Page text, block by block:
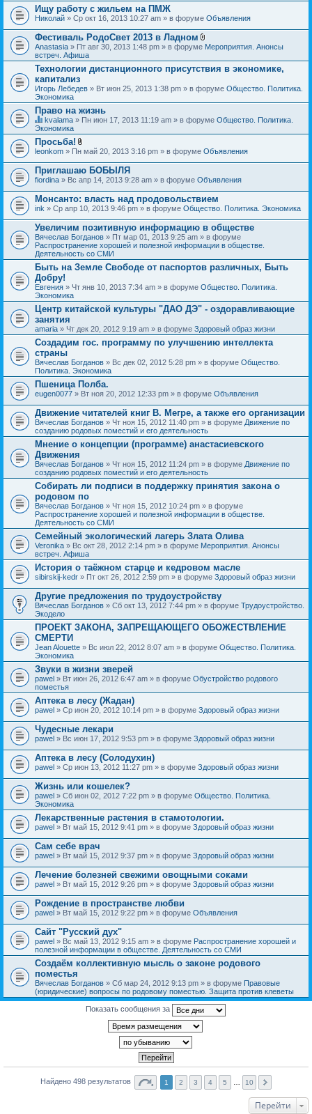
Ищу работу с жильем на ПМЖ
Николай » Ср окт 16, 2013 10:27 am » в форуме Объявления
Фестиваль РодоСвет 2013 в Ладном
В
о
ж
н
и
я
Anastasia » Пт авг 30, 2013 1:48 pm » в форуме Мероприятия. Анонсы
встреч. Афиша
Технологии дистанционного присутствия в экономике,
капитализ
Игорь Лебедев » Вт июн 25, 2013 1:38 pm » в форуме Общество. Политика.
Экономика
Право на жизнь
Д
а
н
н
я
т
е
м
а
с
о
д
е
р
ж
и
т
о
п
р
о
с
.
kvalama » Пн июн 17, 2013 11:19 am » в форуме Общество. Политика.
Экономика
Просьба!
В
о
ж
е
н
и
я
leonkom » Пн май 20, 2013 3:16 pm » в форуме Объявления
Приглашаю БОБЫЛЯ
fiordina » Вс апр 14, 2013 9:28 am » в форуме Объявления
Монсанто: власть над продовольствием
ink » Ср апр 10, 2013 9:46 pm » в форуме Общество. Политика. Экономика
Увеличим позитивную информацию в обществе
Вячеслав Богданов » Пт мар 01, 2013 9:25 am » в форуме
Распространение хорошей и полезной информации в обществе.
Деятельность со СМИ
Быть на Земле Свободе от паспортов различных, Быть
Добру!
Евгения » Чт янв 10, 2013 7:34 am » в форуме Общество. Политика.
Экономика
Центр китайской культуры "ДАО ДЭ" - оздоравливающие
занятия
amaria » Чт дек 20, 2012 9:19 am » в форуме Здоровый образ жизни
Создадим гос. программу по улучшению интеллекта
страны
Вячеслав Богданов » Вс дек 02, 2012 5:28 pm » в форуме Общество.
Политика. Экономика
Пшеница Полба.
eugen0077 » Вт ноя 20, 2012 12:33 pm » в форуме Объявления
Движение читателей книг В. Мегре, а также его организации
Вячеслав Богданов » Чт ноя 15, 2012 11:40 pm » в форуме Движение по
созданию родовых поместий и его деятельность
Мнение о концепции (программе) анастасиевского
Движения
Вячеслав Богданов » Чт ноя 15, 2012 11:24 pm » в форуме Движение по
созданию родовых поместий и его деятельность
Собирать ли подписи в поддержку принятия закона о
родовом по
Вячеслав Богданов » Чт ноя 15, 2012 10:24 pm » в форуме
Распространение хорошей и полезной информации в обществе.
Деятельность со СМИ
Семейный экологический лагерь Злата Олива
Veronika » Вс окт 28, 2012 2:14 pm » в форуме Мероприятия. Анонсы
встреч. Афиша
История о таёжном старце и кедровом масле
sibirskij-kedr » Пт окт 26, 2012 2:59 pm » в форуме Здоровый образ жизни
Другие предложения по трудоустройству
Вячеслав Богданов » Сб окт 13, 2012 7:44 pm » в форуме Трудоустройство.
Экодело
ПРОЕКТ ЗАКОНА, ЗАПРЕЩАЮЩЕГО ОБОЖЕСТВЛЕНИЕ
СМЕРТИ
Jean Alouette » Вс июл 22, 2012 8:07 am » в форуме Общество. Политика.
Экономика
Звуки в жизни зверей
pawel » Вт июн 26, 2012 6:47 am » в форуме Обустройство родового
поместья
Аптека в лесу (Жадан)
pawel » Ср июн 20, 2012 10:14 pm » в форуме Здоровый образ жизни
Чудесные лекари
pawel » Вс июн 17, 2012 9:53 pm » в форуме Здоровый образ жизни
Аптека в лесу (Солодухин)
pawel » Ср июн 13, 2012 11:27 pm » в форуме Здоровый образ жизни
Жизнь или кошелек?
pawel » Сб июн 02, 2012 7:22 pm » в форуме Общество. Политика.
Экономика
Лекарственные растения в стамотологии.
pawel » Вт май 15, 2012 9:41 pm » в форуме Здоровый образ жизни
Сам себе врач
pawel » Вт май 15, 2012 9:37 pm » в форуме Здоровый образ жизни
Лечение болезней свежими овощными соками
pawel » Вт май 15, 2012 9:26 pm » в форуме Здоровый образ жизни
Рождение в пространстве любви
pawel » Вт май 15, 2012 9:22 pm » в форуме Объявления
Сайт "Русский дух"
pawel » Вс май 13, 2012 9:15 am » в форуме Распространение хорошей и
полезной информации в обществе. Деятельность со СМИ
Создаём коллективную мысль о законе родового
поместья
Вячеслав Богданов » Сб мар 24, 2012 9:13 pm » в форуме Правовые
(юридические) вопросы по родовому поместью. Защита против клеветы
Показать сообщения за
Найдено 498 результатов 1 2 3 4 5 10
Перейти